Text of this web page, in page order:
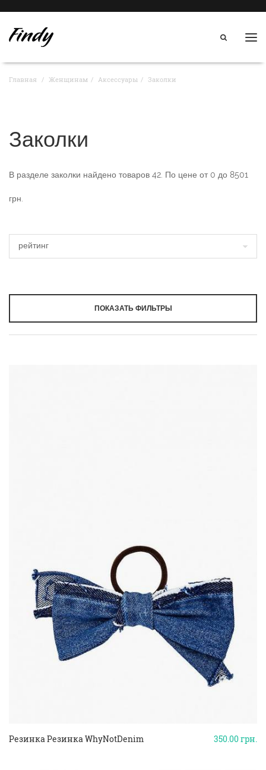
Главная Женщинам Аксессуары Заколки
Заколки
В разделе заколки найдено товаров 42 . По цене от0 до 8501
грн.
ПОКАЗАТЬ ФИЛЬТРЫ
350.00грн.
Резинка Резинка WhyNotDenim